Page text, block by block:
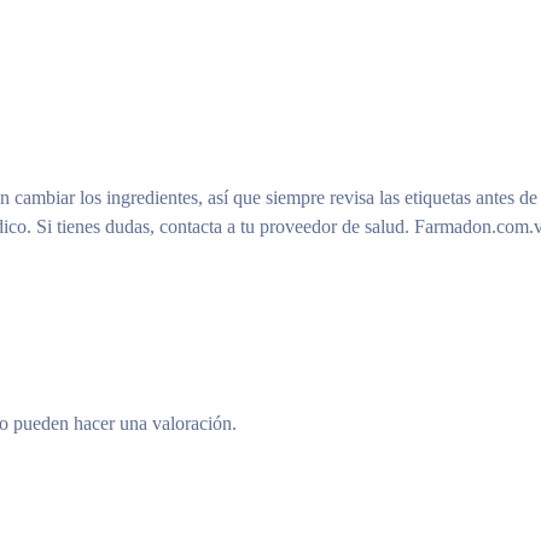
cambiar los ingredientes, así que siempre revisa las etiquetas antes
Si tienes dudas, contacta a tu proveedor de salud.
pueden hacer una valoración.